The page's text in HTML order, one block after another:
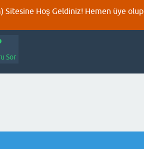
Sitesine Hoş Geldiniz! Hemen üye
Sor